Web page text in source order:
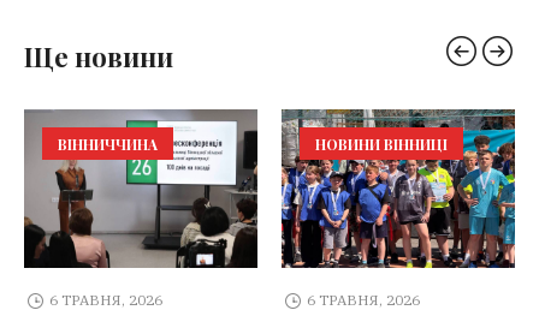
Ще новини
ВІННИЧЧИНА
6 ТРАВНЯ, 2026
НОВИНИ ВІННИЦІ
6 ТРАВНЯ, 2026